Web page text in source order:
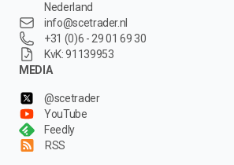
Nederland
info@scetrader.nl
+31 (0)6 - 29 01 69 30
KvK: 91139953
MEDIA
@scetrader
YouTube
Feedly
RSS